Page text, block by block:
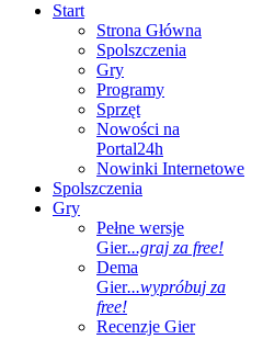
Start
Strona Główna
Spolszczenia
Gry
Programy
Sprzęt
Nowości na
Portal24h
Nowinki Internetowe
Spolszczenia
Gry
Pełne wersje
Gier...graj za free!
Dema
Gier...wypróbuj za
free!
Recenzje Gier